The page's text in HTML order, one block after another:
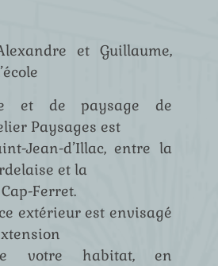
et Guillaume,
et de paysage de
Paysages est
Jean-d’Illac, entre la
et la
Ferret.
extérieur est envisagé
votre habitat, en